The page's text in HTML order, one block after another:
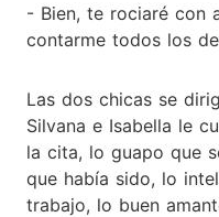
- Bien, te rociaré con
contarme todos los
Las dos chicas se
Silvana e Isabella le
la cita, lo guapo que
que había sido, lo
trabajo, lo buen